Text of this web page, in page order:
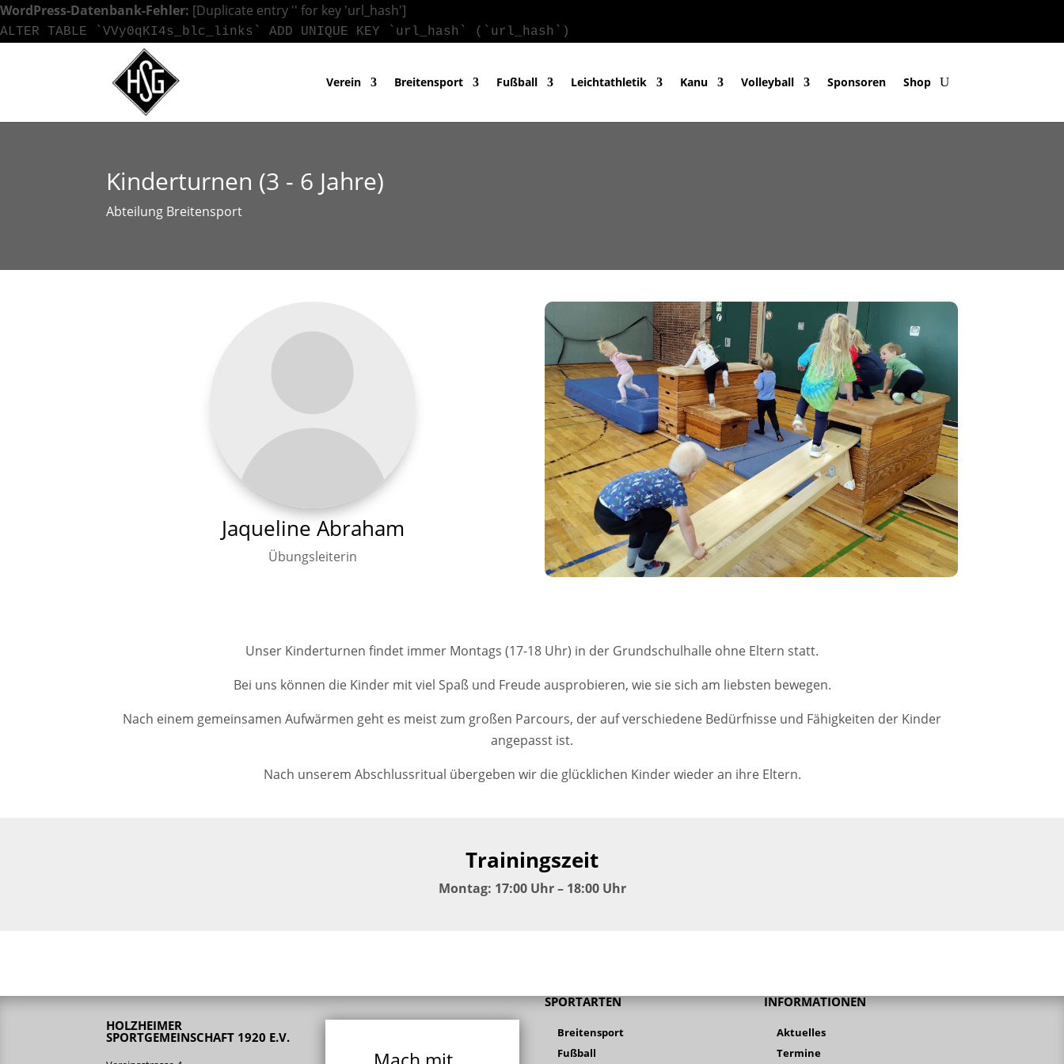
WordPress-Datenbank-Fehler: [Duplicate entry '' for key 'url_hash']
ALTER TABLE `VVy0qKI4s_blc_links` ADD UNIQUE KEY `url_hash` (`url_hash`)
Verein Breitensport Fußball Leichtathletik Kanu Volleyball Sponsoren Shop
Kinderturnen (3 - 6 Jahre)
Abteilung Breitensport
Jaqueline Abraham
Übungsleiterin
Unser Kinderturnen findet immer Montags (17-18 Uhr) in der Grundschulhalle ohne Eltern statt.
Bei uns können die Kinder mit viel Spaß und Freude ausprobieren, wie sie sich am liebsten bewegen.
Nach einem gemeinsamen Aufwärmen geht es meist zum großen Parcours, der auf verschiedene Bedürfnisse und Fähigkeiten der Kinder
angepasst ist.
Nach unserem Abschlussritual übergeben wir die glücklichen Kinder wieder an ihre Eltern.
Trainingszeit
Montag: 17:00 Uhr – 18:00 Uhr
HOLZHEIMER
SPORTGEMEINSCHAFT 1920 E.V.
SPORTARTEN
Breitensport
Fußball
INFORMATIONEN
Aktuelles
Termine